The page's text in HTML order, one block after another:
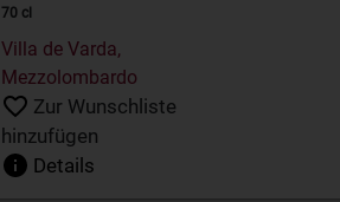
70 cl
Villa de Varda,
Mezzolombardo
Zur Wunschliste
hinzufügen
Details